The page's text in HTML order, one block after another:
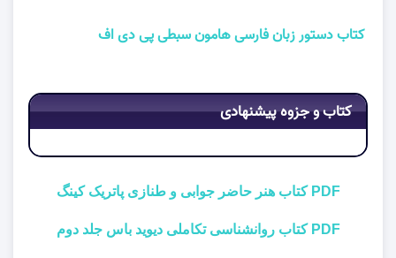
کتاب دستور زبان فارسی هامون سبطی پی دی اف
کتاب و جزوه پیشنهادی
PDF کتاب هنر حاضر جوابی و طنازی پاتریک کینگ
PDF کتاب روانشناسی تکاملی دیوید باس جلد دوم